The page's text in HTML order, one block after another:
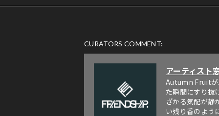
CURATORS COMMENT:
アーティスト
Autumn Fruitが
た瞬間にすり抜
ざかる気配が静
い残り香のよう